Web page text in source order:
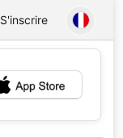
S'inscrire